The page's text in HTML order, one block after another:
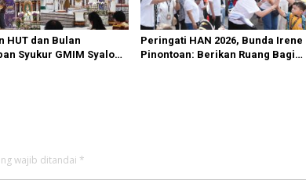
HUT dan Bulan
Syukur GMIM Syalom
Peringati HAN 2026, Bunda Irene
Pinontoan: Berikan Ruang Bagi
wajib ditandai *